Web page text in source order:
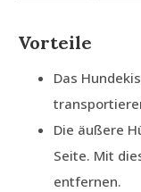
Vorteile
Das
Die äußere
Seite. Mit
entfernen.